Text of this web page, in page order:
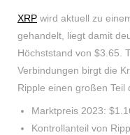
XRP wird aktuell zu
gehandelt, liegt damit
Höchststand von $3.65.
Verbindungen birgt die
Ripple einen großen Teil
Marktpreis 2023:
Kontrollanteil von